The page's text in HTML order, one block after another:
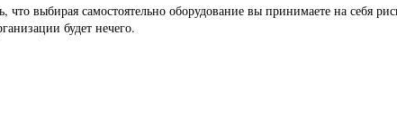
выбирая самостоятельно оборудование вы принимаете на себя
будет нечего.